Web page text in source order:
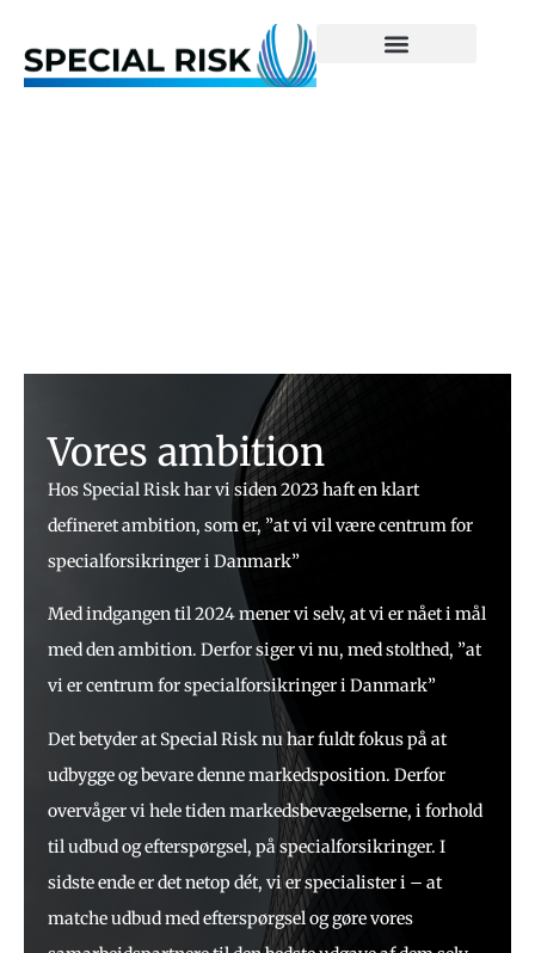
Vores ambition
Hos Special Risk har vi siden 2023 haft en klart
defineret ambition, som er, ”at vi vil være centrum for
specialforsikringer i Danmark”
Med indgangen til 2024 mener vi selv, at vi er nået i mål
med den ambition. Derfor siger vi nu, med stolthed, ”at
vi er centrum for specialforsikringer i Danmark”
Det betyder at Special Risk nu har fuldt fokus på at
udbygge og bevare denne markedsposition. Derfor
overvåger vi hele tiden markedsbevægelserne, i forhold
til udbud og efterspørgsel, på specialforsikringer. I
sidste ende er det netop dét, vi er specialister i – at
matche udbud med efterspørgsel og gøre vores